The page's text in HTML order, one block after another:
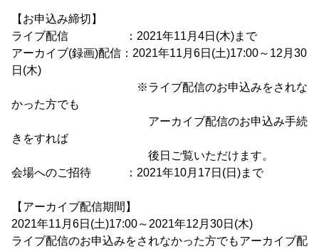
【お申込み締切】
ライブ配信 ：2021年11月4日(木)まで
アーカイブ(録画)配信：2021年11月6日(土)17:00～12月30
日(木)
※ライブ配信のお申込みをされな
かった方でも
アーカイブ配信のお申込み手続
きをすれば
後日ご覧いただけます。
会場へのご招待 ：2021年10月17日(日)まで
【アーカイブ配信期間】
2021年11月6日(土)17:00～2021年12月30日(木)
ライブ配信のお申込みをされなかった方でもアーカイブ配